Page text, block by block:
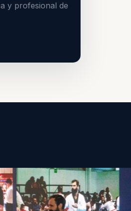
y profesional de